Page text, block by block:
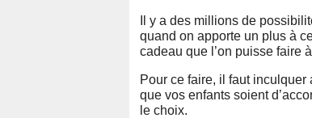
Il y a des millions de
quand on apporte un plus à
cadeau que l’on puisse faire
Pour ce faire, il faut
que vos enfants soient
le choix.